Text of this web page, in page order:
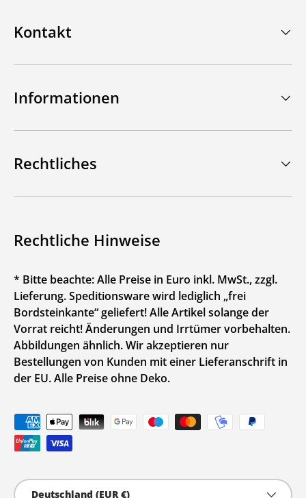
Kontakt
Informationen
Rechtliches
Rechtliche Hinweise
* Bitte beachte: Alle Preise in Euro inkl. MwSt., zzgl.
Lieferung. Speditionsware wird lediglich „frei
Bordsteinkante“ geliefert! Alle Artikel solange der
Vorrat reicht! Änderungen und Irrtümer vorbehalten.
Abbildungen ähnlich. Wir akzeptieren nur
Bestellungen von Kunden mit einer Lieferanschrift in
der EU. Alle Preise ohne Deko.
Zahlungsmethoden
Land/Region
Deutschland (EUR €)